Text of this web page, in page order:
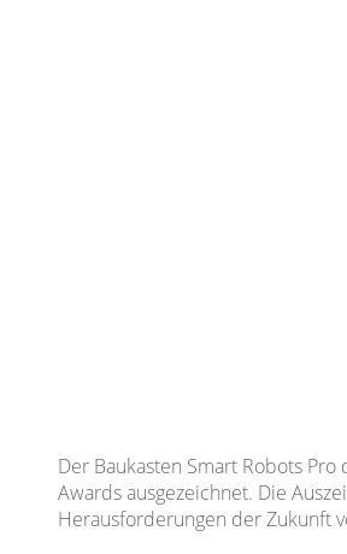
Der Baukasten Smart Robots
Awards ausgezeichnet. Die
Herausforderungen der Zukunft